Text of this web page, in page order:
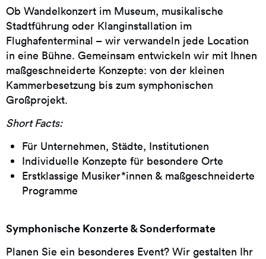
Ob Wandelkonzert im Museum, musikalische
Stadtführung oder Klanginstallation im
Flughafenterminal – wir verwandeln jede Location
in eine Bühne. Gemeinsam entwickeln wir mit Ihnen
maßgeschneiderte Konzepte: von der kleinen
Kammerbesetzung bis zum symphonischen
Großprojekt.
Short Facts:
Für Unternehmen, Städte, Institutionen
Individuelle Konzepte für besondere Orte
Erstklassige Musiker*innen & maßgeschneiderte
Programme
Symphonische Konzerte & Sonderformate
Planen Sie ein besonderes Event? Wir gestalten Ihr